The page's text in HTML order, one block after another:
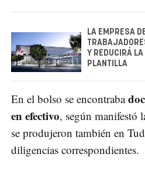
LA EMPRESA
Y REDUCIRÁ
PLANTILLA
En el bolso se encontraba
en efectivo, según manifestó
se produjeron también en
diligencias correspondientes.